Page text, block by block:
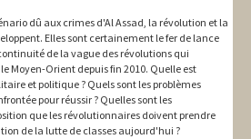
dû aux crimes d'Al Assad, la révolution et la
Elles sont certainement le fer de lance
de la vague des révolutions qui
Moyen-Orient depuis fin 2010. Quelle est
et politique ? Quels sont les problèmes
pour réussir ? Quelles sont les
que les révolutionnaires doivent prendre
de la lutte de classes aujourd'hui ?